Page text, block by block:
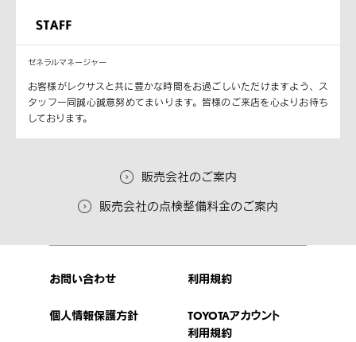
ゼネラルマネージャー
お客様がレクサスと共に豊かな時間をお過ごしいただけますよう、ス
タッフ一同誠心誠意努めてまいります。皆様のご来店を心よりお待ち
しております。
販売会社のご案内
販売会社の点検整備料金のご案内
お問い合わせ 利用規約
個人情報保護方針
TOYOTAアカウント
利用規約